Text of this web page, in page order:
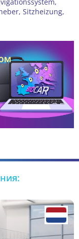
Sitzheizung,